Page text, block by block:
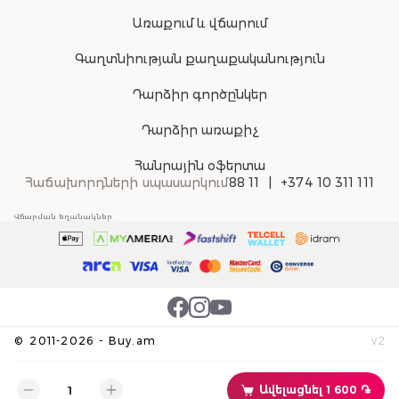
Ավելացնել 1 600 ֏
Առաքում և վճարում
Գաղտնիության քաղաքականություն
Դարձիր գործընկեր
Դարձիր առաքիչ
Հանրային օֆերտա
Հաճախորդների սպասարկում88 11 +374 10 311 111
© 2011-2026 - Buy.am v2
Վճարման եղանակներ